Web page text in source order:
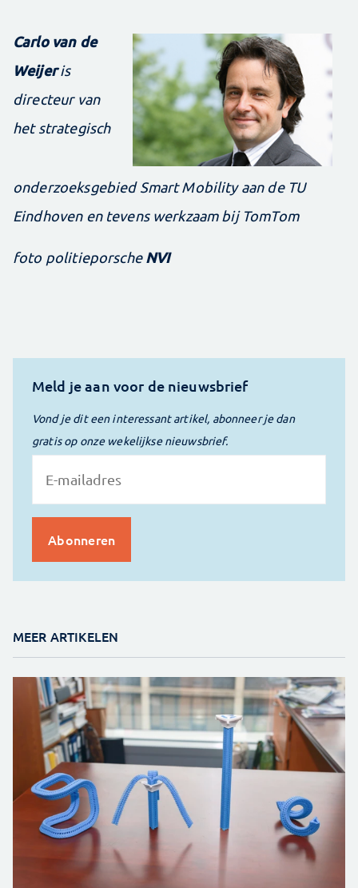
Carlo van de
Weijeris
directeur van
het strategisch
onderzoeksgebied Smart Mobility aan de TU
Eindhoven en tevens werkzaam bij TomTom
foto politieporscheNVI
Meld je aan voor de nieuwsbrief
Vond je dit een interessant artikel, abonneer je dan
gratis op onze wekelijkse nieuwsbrief.
MEER ARTIKELEN